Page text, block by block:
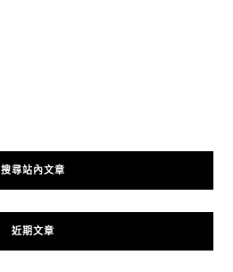
搜尋站內文章
近期文章